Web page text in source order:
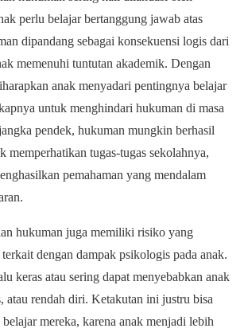
perlu belajar bertanggung jawab atas
dipandang sebagai konsekuensi logis dari
memenuhi tuntutan akademik. Dengan
anak menyadari pentingnya belajar
untuk menghindari hukuman di masa
pendek, hukuman mungkin berhasil
memperhatikan tugas-tugas sekolahnya,
pemahaman yang mendalam
hukuman juga memiliki risiko yang
dengan dampak psikologis pada anak.
keras atau sering dapat menyebabkan anak
atau rendah diri. Ketakutan ini justru bisa
belajar mereka, karena anak menjadi lebih